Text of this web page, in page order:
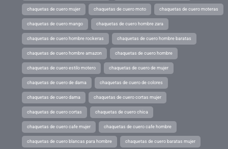
chaquetas de cuero mujer chaquetas de cuero moto chaquetas de cuero moteras
chaquetas de cuero mango chaquetas de cuero hombre zara
chaquetas de cuero hombre rockeras chaquetas de cuero hombre baratas
chaquetas de cuero hombre amazon chaquetas de cuero hombre
chaquetas de cuero estilo motero chaquetas de cuero de mujer
chaquetas de cuero de dama chaquetas de cuero de colores
chaquetas de cuero dama chaquetas de cuero cortas mujer
chaquetas de cuero cortas chaquetas de cuero chica
chaquetas de cuero cafe mujer chaquetas de cuero cafe hombre
chaquetas de cuero blancas para hombre chaquetas de cuero baratas mujer